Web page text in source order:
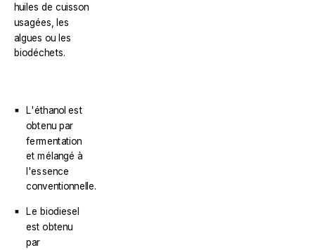
huiles de cuisson
usagées, les
algues ou les
biodéchets.
L'éthanol est
obtenu par
fermentation
et mélangé à
l'essence
conventionnelle.
Le biodiesel
est obtenu
par